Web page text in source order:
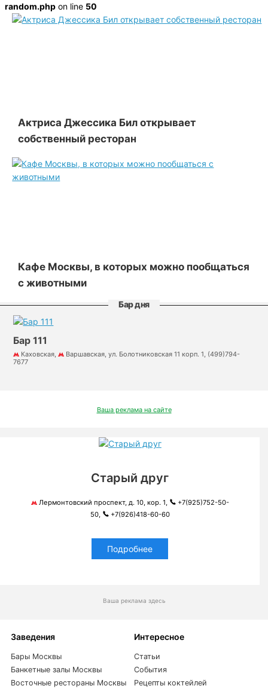
random.phpon line 50
Актриса Джессика Бил открывает
собственный ресторан
Кафе Москвы, в которых можно пообщаться
с животными
Бар дня
Бар 111
Каховская,
Варшавская, ул. Болотниковская 11 корп. 1, (499)794-
7677
Ваша реклама на сайте
Старый друг
Лермонтовский проспект, д. 10, кор. 1,
+7(925)752-50-
50,
+7(926)418-60-60
Подробнее
Ваша реклама здесь
Заведения
Бары Москвы
Банкетные залы Москвы
Восточные рестораны Москвы
Интересное
Статьи
События
Рецепты коктейлей